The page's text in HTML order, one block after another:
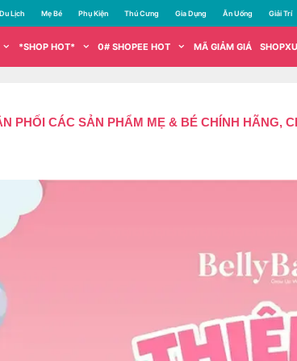
Du Lịch Mẹ Bé Phụ Kiện Thú Cưng Gia Dụng Ăn Uống Giải Trí
*SHOP HOT* 0# SHOPEE HOT MÃ GIẢM GIÁ
PHỐI CÁC SẢN PHẨM MẸ & BÉ CHÍNH HÃNG,